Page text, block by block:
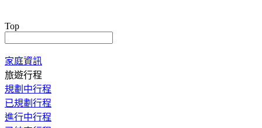
Top
家庭資訊
旅遊行程
規劃中行程
已規劃行程
進行中行程